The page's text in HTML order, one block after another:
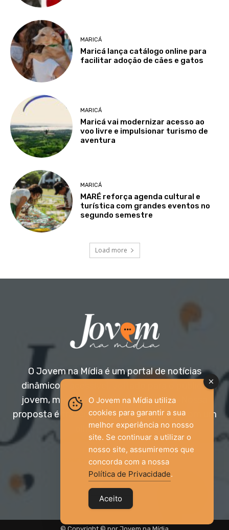
MARICÁ
Maricá lança catálogo online para
facilitar adoção de cães e gatos
MARICÁ
Maricá vai modernizar acesso ao
voo livre e impulsionar turismo de
aventura
MARICÁ
MARÉ reforça agenda cultural e
turística com grandes eventos no
segundo semestre
Load more
O Jovem na Mídia é um portal de notícias
dinâmico e acessível, voltado para o público
jovem, mas aberto a todas as idades. Nossa
proposta é trazer informação relevante com um
olhar diferenciado.
Entre em contato:
jovemnamidia2017@gmail.com
O Jovem na Mídia utiliza
cookies para garantir a sua
melhor experiência no nosso
site. Se continuar a utilizar o
nosso site, assumiremos que
concorda com a nossa
Política de Privacidade.
Aceito